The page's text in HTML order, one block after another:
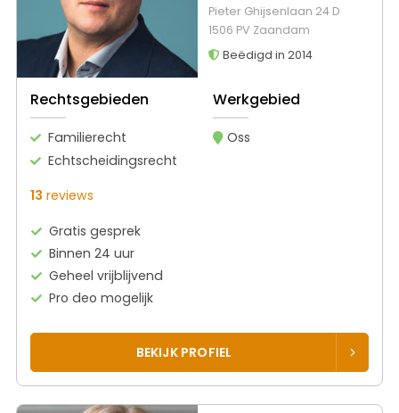
Pieter Ghijsenlaan 24 D
1506 PV Zaandam
Beëdigd in 2014
Rechtsgebieden
Familierecht
Echtscheidingsrecht
Werkgebied
Oss
13 reviews
Gratis gesprek
Binnen 24 uur
Geheel vrijblijvend
Pro deo mogelijk
BEKIJK PROFIEL